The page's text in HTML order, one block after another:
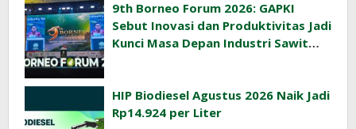
9th Borneo Forum 2026: GAPKI
Sebut Inovasi dan Produktivitas Jadi
Kunci Masa Depan Industri Sawit
HIP Biodiesel Agustus 2026 Naik Jadi
Rp14.924 per Liter